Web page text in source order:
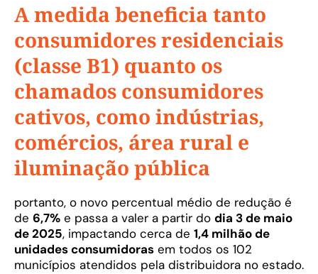
A medida beneficia tanto
consumidores residenciais
(classe B1) quanto os
chamados consumidores
cativos, como indústrias,
comércios, área rural e
iluminação pública
portanto, o novo percentual médio de redução é
de 6,7% e passa a valer a partir do dia 3 de maio
de 2025, impactando cerca de 1,4 milhão de
unidades consumidoras em todos os 102
municípios atendidos pela distribuidora no estado.